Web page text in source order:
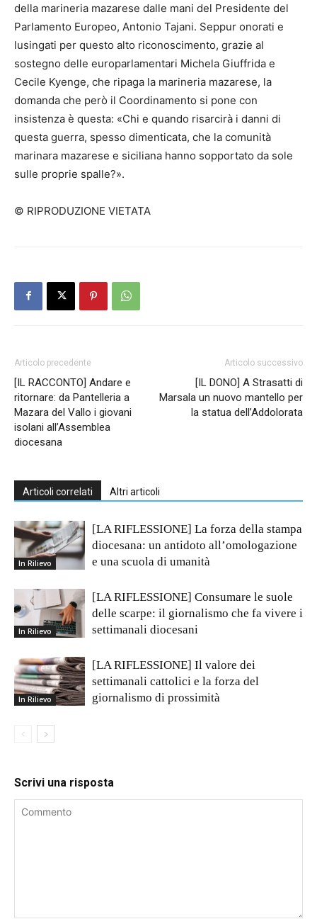
della marineria mazarese dalle mani del Presidente del
Parlamento Europeo, Antonio Tajani. Seppur onorati e
lusingati per questo alto riconoscimento, grazie al
sostegno delle europarlamentari Michela Giuffrida e
Cecile Kyenge, che ripaga la marineria mazarese, la
domanda che però il Coordinamento si pone con
insistenza è questa: «Chi e quando risarcirà i danni di
questa guerra, spesso dimenticata, che la comunità
marinara mazarese e siciliana hanno sopportato da sole
sulle proprie spalle?».
© RIPRODUZIONE VIETATA
Articolo precedente
[IL RACCONTO] Andare e
ritornare: da Pantelleria a
Mazara del Vallo i giovani
isolani all’Assemblea
diocesana
Articolo successivo
[IL DONO] A Strasatti di
Marsala un nuovo mantello per
la statua dell’Addolorata
Articoli correlati Altri articoli
In Rilievo
[LA RIFLESSIONE] La forza della stampa
diocesana: un antidoto all’omologazione
e una scuola di umanità
In Rilievo
[LA RIFLESSIONE] Consumare le suole
delle scarpe: il giornalismo che fa vivere i
settimanali diocesani
In Rilievo
[LA RIFLESSIONE] Il valore dei
settimanali cattolici e la forza del
giornalismo di prossimità
Scrivi una risposta